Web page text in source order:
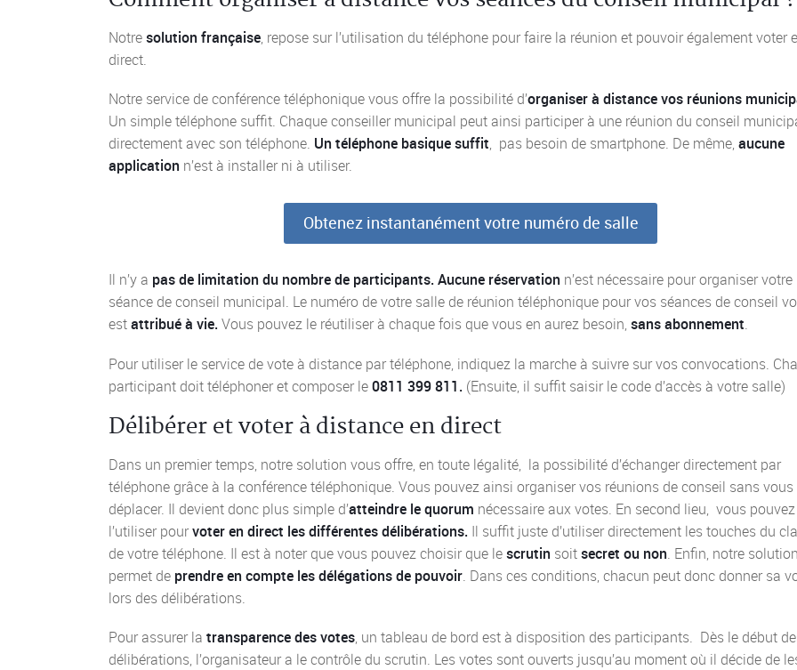
Notresolution française, repose sur l’utilisation du téléphone pour faire la réunion et pouvoir également voter
direct.
Notre service de conférence téléphonique vous offre la possibilité d’organiser à distance vos réunions
Un simple téléphone suffit. Chaque conseiller municipal peut ainsi participer à une réunion du conseil
directement avec son téléphone. Un téléphone basique suffit, pas besoin de smartphone. De même, aucune
application n’est à installer ni à utiliser.
Obtenez instantanément votre numéro de salle
Il n’y a pas de limitation du nombre de participants. Aucune réservation n’est nécessaire pour organiser votre
séance de conseil municipal. Le numéro de votre salle de réunion téléphonique pour vos séances de conseil
estattribué à vie. Vous pouvez le réutiliser à chaque fois que vous en aurez besoin, sans abonnement.
Pour utiliser le service de vote à distance par téléphone, indiquez la marche à suivre sur vos convocations.
participant doit téléphoner et composer le0811 399 811. (Ensuite, il suffit saisir le code d’accès à votre salle)
Délibérer et voter à distance en direct
Dans un premier temps, notre solution vous offre, en toute légalité, la possibilité d’échanger directement par
téléphone grâce à la conférence téléphonique. Vous pouvez ainsi organiser vos réunions de conseil sans vous
déplacer. Il devient donc plus simple d’atteindre le quorum nécessaire aux votes. En second lieu, vous pouvez
l’utiliser pourvoter en direct les différentes délibérations. Il suffit juste d’utiliser directement les touches du
de votre téléphone. Il est à noter que vous pouvez choisir que lescrutin soitsecret ou non. Enfin, notre solution
permet de prendre en compte les délégations de pouvoir. Dans ces conditions, chacun peut donc donner sa
lors des délibérations.
Pour assurer la transparence des votes, un tableau de bord est à disposition des participants. Dès le début
délibérations, l’organisateur a le contrôle du scrutin. Les votes sont ouverts jusqu’au moment où il décide de